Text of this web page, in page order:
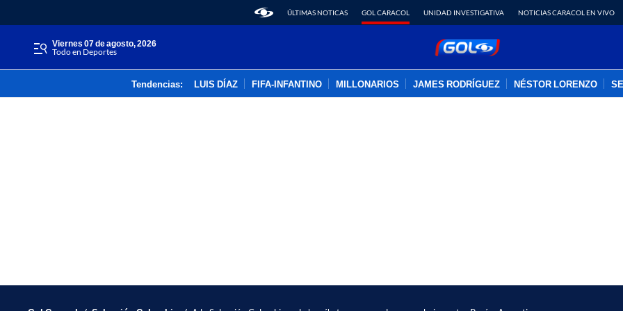
ÚLTIMAS NOTICAS GOL CARACOL UNIDAD INVESTIGATIVA NOTICIAS CARACOL EN VIVO
viernes 07 de agosto, 2026
Todo en Deportes
Tendencias: LUIS DÍAZ FIFA-INFANTINO MILLONARIOS JAMES RODRÍGUEZ NÉSTOR LORENZO